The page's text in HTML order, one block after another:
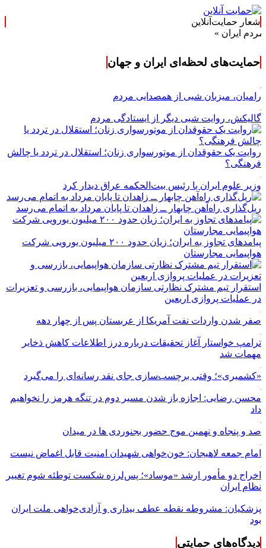
شعار حمایت‌آنلاین
حمایت‌های لحظه‌ای ایران و جهان
رامیان، میزبان شبی از همصدایی مردم
گالیکش، روایت شبی دیگر از ایستادگی مردم
روایت یک حقوقدان از موتورسواری زنان؛ استقلال در تردد یا چالش
فرهنگی؟
وزیر علوم ایران با رئیس بیت‌الحکمه عراق دیدار کرد
ریل‌گذاری راه‌آهن چابهار ــ زاهدان تا پایان مرداد به اتمام می‌رسد
پیامدهای تجاوز به ایران؛ زیان حدود ۲۰۰ میلیون یورویی شرکت
هواپیمایی مجارستان
استقرار تیم مشترک نظارتی سازمان هواپیمایی، بازرسی و تعزیرات
در عملیات پروازی اربعین
صفر شدن واردات نفت آمریکا از عربستان پس از چهار دهه
ترامپ خواستار آغاز تحقیقات درباره درز اطلاعات کاهش ذخایر
مهمات شد
«کشمیری»؛ وقتی برچسب‌سازی جای نقد رسانه‌ای را می‌گیرد
محسن رضایی: اجازه باز شدن مسیر دوم در تنگه هرمز را نخواهیم
داد
صد و پنجاه و نهمین موج حضور بجنوردی ها در میدان
امام جمعه لاهیجان: خون‌خواهی شهیدان امنیت قابل اغماض نیست
اخراج دو مأمور ارشد «موساد»؛ پس‌لرزه شکست توطئه شوم تغییر
نظام ایران
پزشکیان: مشروطه نقطه عطف بیداری و آزادی‌خواهی ملت ایران
بود
دیدگاه‌های حمایتی